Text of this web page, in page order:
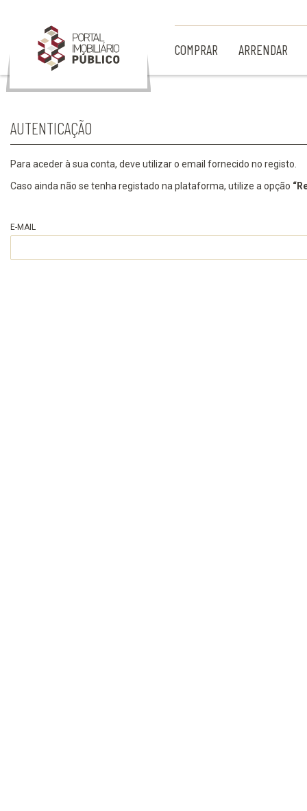
COMPRAR ARRENDAR
AUTENTICAÇÃO
Para aceder à sua conta, deve utilizar o email fornecido no registo.
Caso ainda não se tenha registado na plataforma, utilize a opção
E-MAIL